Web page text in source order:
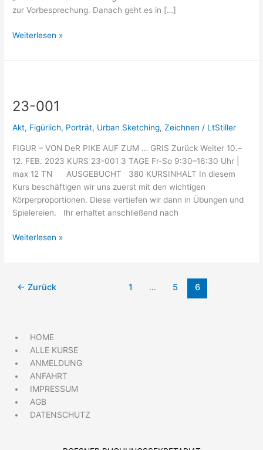
zur Vorbesprechung. Danach geht es in […]
Weiterlesen »
23-001
Akt, Figürlich, Porträt, Urban Sketching,Zeichnen / LtStiller
FIGUR – VON DeR PIKE AUF ZUM … GRIS Zurück Weiter 10.–
12. FEB. 2023 KURS 23-001 3 TAGE Fr-So 9:30–16:30 Uhr |
max 12 TN AUSGEBUCHT 380 KURSINHALT In diesem
Kurs beschäftigen wir uns zuerst mit den wichtigen
Körperproportionen. Diese vertiefen wir dann in Übungen und
Spielereien. Ihr erhaltet anschließend nach
Weiterlesen »
← Zurück 1 … 5 6
HOME
ALLE KURSE
ANMELDUNG
ANFAHRT
IMPRESSUM
AGB
DATENSCHUTZ